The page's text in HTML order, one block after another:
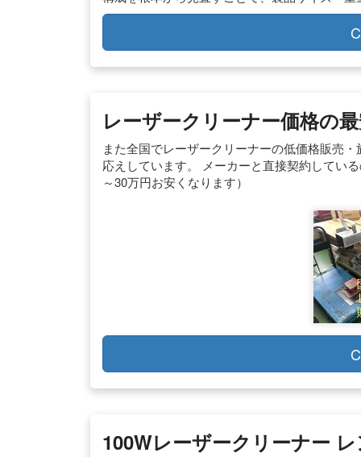
レーザークリーナー価格の
また全国でレーザークリーナーの低価格販売
応えしています。 メーカーと直接契約してい
～30万円お安くなります）
100Wレーザークリーナー